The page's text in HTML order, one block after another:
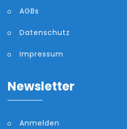
AGBs
Datenschutz
Impressum
Newsletter
Anmelden